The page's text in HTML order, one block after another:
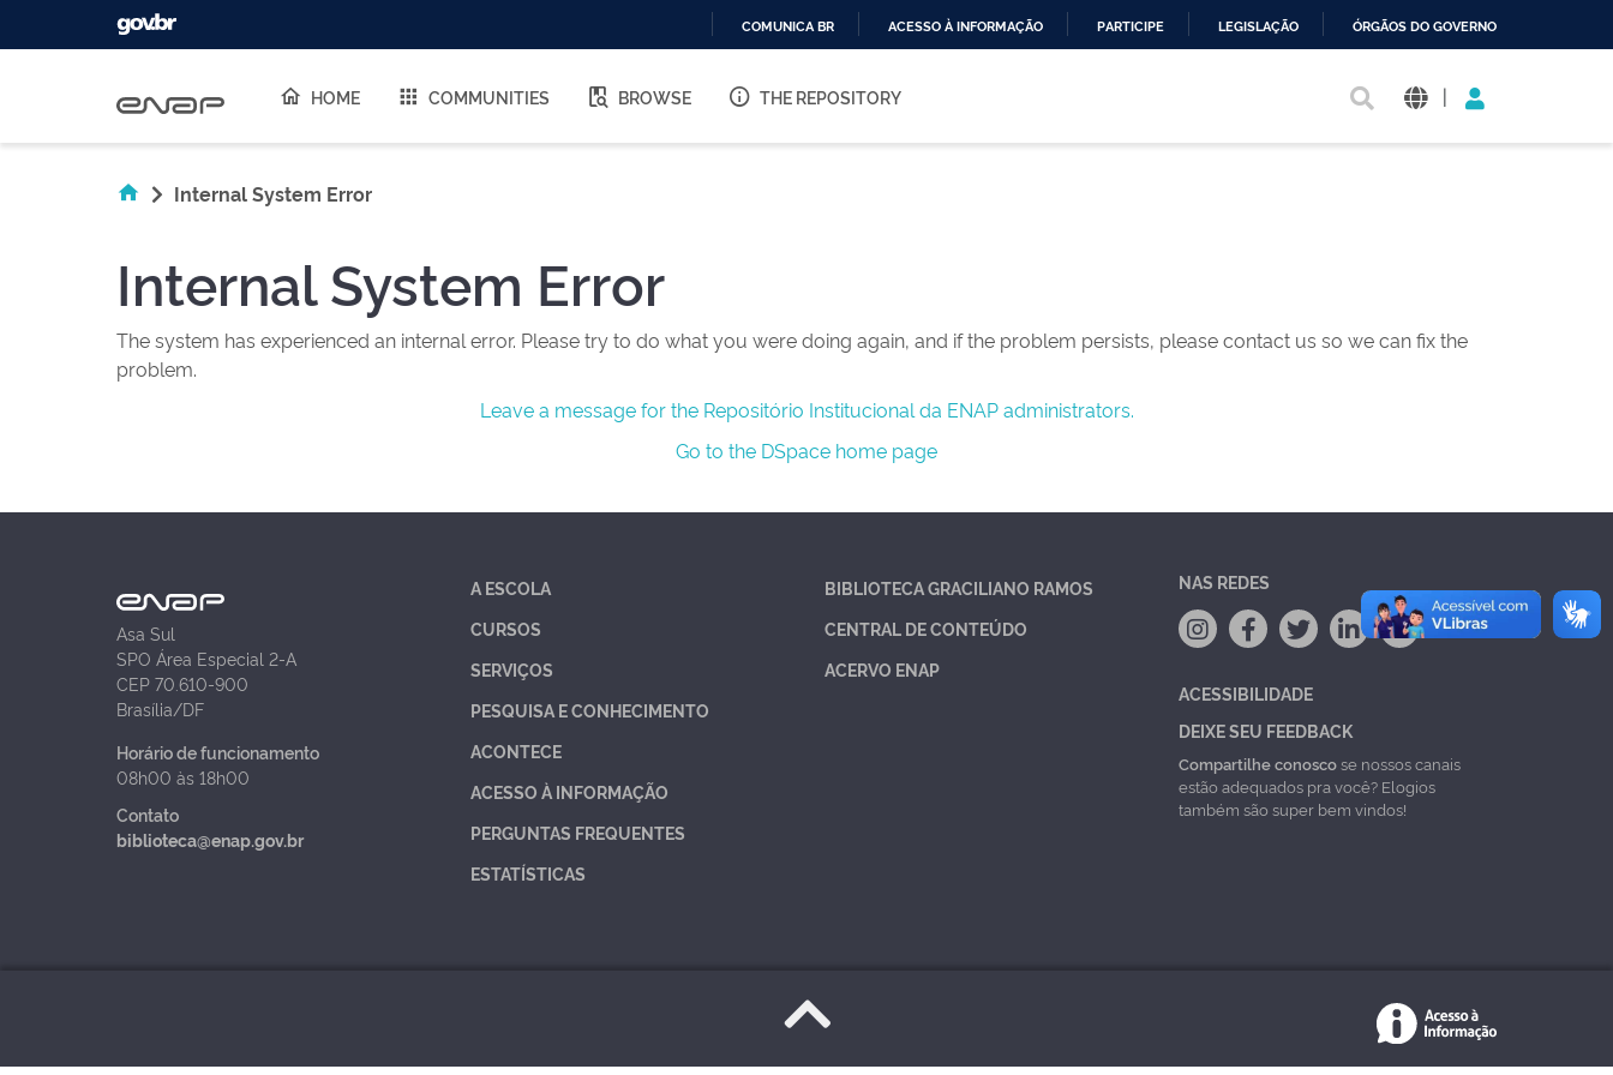
O
COMUNICA BR ACESSO À INFORMAÇÃO PARTICIPE LEGISLAÇÃO ÓRGÃOS DO GOVERNO
HOME COMMUNITIES BROWSE THE REPOSITORY |
Internal System Error
Internal System Error
The system has experienced an internal error. Please try to do what you were doing again, and if the problem persists, please contact us so we can fix the
problem.
Leave a message for the Repositório Institucional da ENAP administrators.
Go to the DSpace home page
Asa Sul
SPO Área Especial 2-A
CEP 70.610-900
Brasília/DF
Horário de funcionamento
08h00 às 18h00
Contato
biblioteca@enap.gov.br
A ESCOLA
CURSOS
SERVIÇOS
PESQUISA E CONHECIMENTO
ACONTECE
ACESSO À INFORMAÇÃO
PERGUNTAS FREQUENTES
ESTATÍSTICAS
BIBLIOTECA GRACILIANO RAMOS
CENTRAL DE CONTEÚDO
ACERVO ENAP
NAS REDES
ACESSIBILIDADE
DEIXE SEU FEEDBACK
Compartilhe conoscose nossos canais
estão adequados pra você? Elogios
também são super bem vindos!